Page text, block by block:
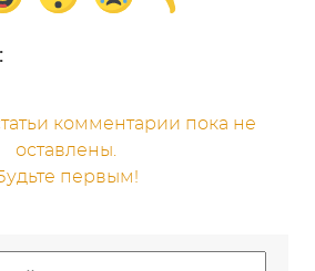
комментарии пока не
оставлены.
первым!